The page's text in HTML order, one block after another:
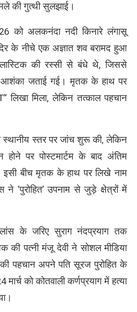
की गुत्थी सुलझाई।
को अलकनंदा नदी किनारे लंगासू
के नीचे एक अज्ञात शव बरामद हुआ
की रस्सी से बंधे थे, जिससे
आशंका जताई गई। मृतक के हाथ पर
लिखा मिला, लेकिन तत्काल पहचान
स्तर पर जांच शुरू की, लेकिन
पर पोस्टमार्टम के बाद अंतिम
इसी बीच मृतक के हाथ पर लिखे नाम
‘पुरोहित’ उपनाम से जुड़े क्षेत्रों में
के जरिए सुराग नंदप्रयाग तक
की पत्नी मंजू देवी ने सोशल मीडिया
की पहचान अपने पति सूरज पुरोहित के
को कोतवाली कर्णप्रयाग में हत्या